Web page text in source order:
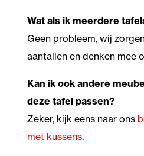
Wat als ik meerdere
Geen probleem, wij
aantallen en denken mee
Kan ik ook andere
deze tafel passen?
Zeker, kijk eens naar ons
met kussens.